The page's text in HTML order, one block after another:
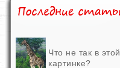
Что не так в этой
картинке?